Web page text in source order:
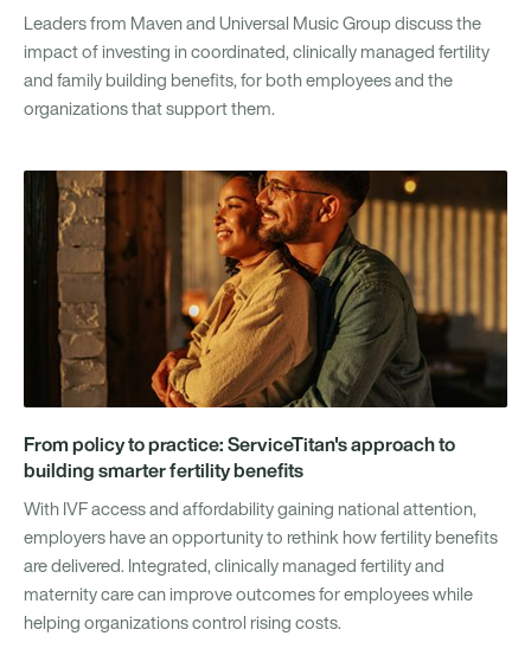
Leaders from Maven and Universal Music Group discuss the
impact of investing in coordinated, clinically managed fertility
and family building benefits, for both employees and the
organizations that support them.
From policy to practice: ServiceTitan's approach to
building smarter fertility benefits
With IVF access and affordability gaining national attention,
employers have an opportunity to rethink how fertility benefits
are delivered. Integrated, clinically managed fertility and
maternity care can improve outcomes for employees while
helping organizations control rising costs.